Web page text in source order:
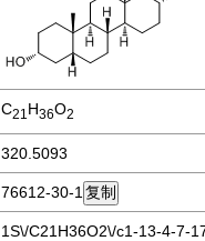
C21 H36O2
320.5093
76612-30-1
1S\/C21H36O2\/c1-13-4-7-